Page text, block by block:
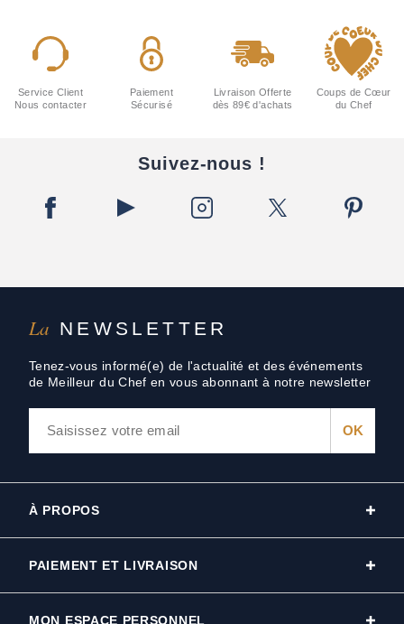
La NEWSLETTER
Tenez-vous informé(e) de l'actualité et des événements
de Meilleur du Chef en vous abonnant à notre newsletter
Service Client
Nous contacter
Paiement
Sécurisé
Livraison Offerte
dès 89€ d'achats
Coups de Cœur
du Chef
Suivez-nous !
À PROPOS
PAIEMENT ET LIVRAISON
MON ESPACE PERSONNEL